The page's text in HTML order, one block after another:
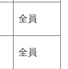
全員
全員